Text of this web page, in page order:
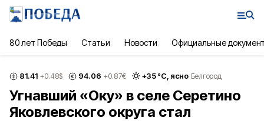
80 лет Победы Статьи Новости Официальные
81.41 +0.48$ 94.06 +0.87€ +35°С, ясно Белгород
Угнавший «Оку» в селе Серетино
Яковлевского округа стал